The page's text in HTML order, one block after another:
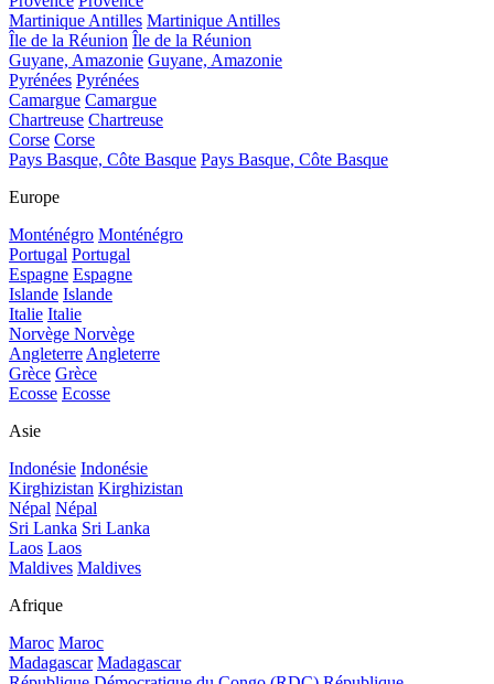
Martinique Antilles Martinique Antilles
Île de la Réunion Île de la Réunion
Guyane, Amazonie Guyane, Amazonie
Pyrénées Pyrénées
Camargue Camargue
Chartreuse Chartreuse
Corse Corse
Pays Basque, Côte Basque Pays Basque, Côte Basque
Europe
Monténégro Monténégro
Portugal Portugal
Espagne Espagne
Islande Islande
Italie Italie
Norvège Norvège
Angleterre Angleterre
Grèce Grèce
Ecosse Ecosse
Asie
Indonésie Indonésie
Kirghizistan Kirghizistan
Népal Népal
Sri Lanka Sri Lanka
Laos Laos
Maldives Maldives
Afrique
Maroc Maroc
Madagascar Madagascar